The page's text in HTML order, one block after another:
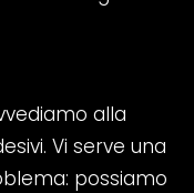
alla
Vi serve una
possiamo